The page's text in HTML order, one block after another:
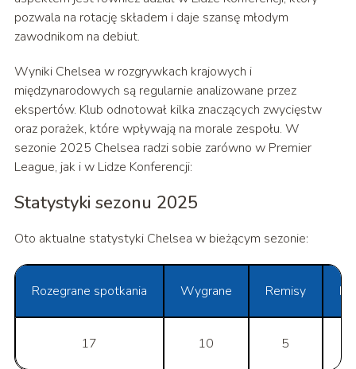
pozwala na rotację składem i daje szansę młodym
zawodnikom na debiut.
Wyniki Chelsea w rozgrywkach krajowych i
międzynarodowych są regularnie analizowane przez
ekspertów. Klub odnotował kilka znaczących zwycięstw
oraz porażek, które wpływają na morale zespołu. W
sezonie 2025 Chelsea radzi sobie zarówno w Premier
League, jak i w Lidze Konferencji:
Statystyki sezonu 2025
Oto aktualne statystyki Chelsea w bieżącym sezonie:
Rozegrane spotkania Wygrane Remisy
17 10 5